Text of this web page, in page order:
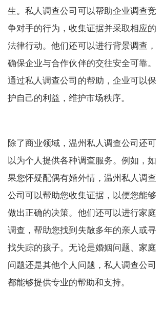
生。私人调查公司可以帮助企业调查竞
争对手的行为，收集证据并采取相应的
法律行动。他们还可以进行背景调查，
确保企业与合作伙伴的交往安全可靠。
通过私人调查公司的帮助，企业可以保
护自己的利益，维护市场秩序。
除了商业领域，温州私人调查公司还可
以为个人提供各种调查服务。例如，如
果您怀疑配偶有婚外情，温州私人调查
公司可以帮助您收集证据，以便您能够
做出正确的决策。他们还可以进行家庭
调查，帮助您找到失散多年的亲人或寻
找失踪的孩子。无论是婚姻问题、家庭
问题还是其他个人问题，私人调查公司
都能够提供专业的帮助和支持。